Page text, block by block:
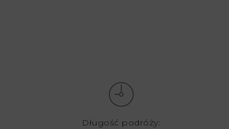
Długość podróży: